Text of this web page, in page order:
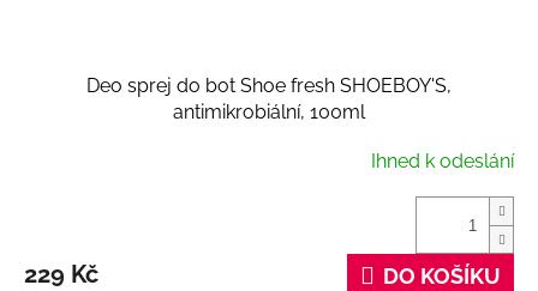
Deo sprej do bot Shoe fresh SHOEBOY'S,
antimikrobiální, 100ml
Ihned k odeslání
229 Kč DO KOŠÍKU